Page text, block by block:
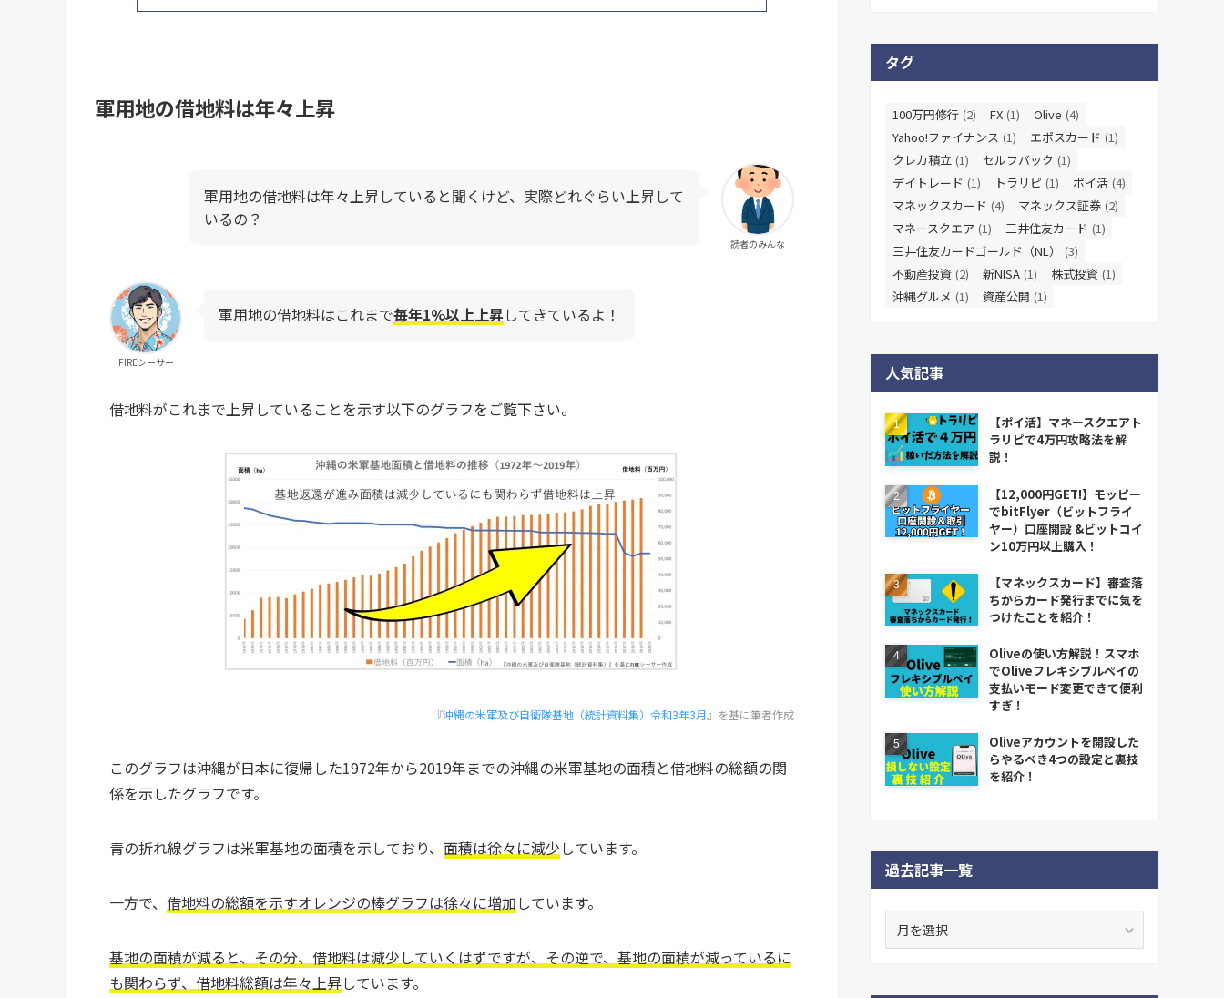
軍用地の借地料は年々上昇
読者のみんな
軍用地の借地料は年々上昇していると聞くけど、実際どれぐらい上昇して
いるの？
FIREシーサー
軍用地の借地料はこれまで毎年1%以上上昇してきているよ！
借地料がこれまで上昇していることを示す以下のグラフをご覧下さい。
『沖縄の米軍及び自衛隊基地（統計資料集）令和3年3月』を基に筆者作成
このグラフは沖縄が日本に復帰した1972年から2019年までの沖縄の米軍基地の面積と借地料の総額の関
係を示したグラフです。
青の折れ線グラフは米軍基地の面積を示しており、 面積は徐々に減少しています。
一方で、 借地料の総額を示すオレンジの棒グラフは徐々に増加しています。
基地の面積が減ると、その分、借地料は減少していくはずですが、その逆で、基地の面積が減っているに
も関わらず、借地料総額は年々上昇しています。
タグ
100万円修行 (2) FX (1) Olive (4)
Yahoo!ファイナンス (1) エポスカード (1)
クレカ積立 (1) セルフバック (1)
デイトレード (1) トラリピ (1) ポイ活 (4)
マネックスカード (4) マネックス証券 (2)
マネースクエア (1) 三井住友カード (1)
三井住友カードゴールド（NL）
(3)
不動産投資 (2) 新NISA (1) 株式投資 (1)
沖縄グルメ (1) 資産公開 (1)
人気記事
【ポイ活】マネースクエアト
ラリピで4万円攻略法を解
説！
【12,000円GET!】モッピー
でbitFlyer（ビットフライ
ヤー）口座開設 &ビットコイ
ン10万円以上購入！
【マネックスカード】審査落
ちからカード発行までに気を
つけたことを紹介！
Oliveの使い方解説！スマホ
でOliveフレキシブルペイの
支払いモード変更できて便利
すぎ！
Oliveアカウントを開設した
らやるべき4つの設定と裏技
を紹介！
過去記事一覧